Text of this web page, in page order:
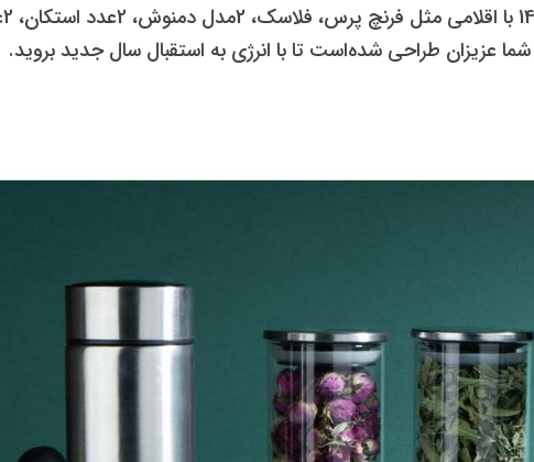
عزیزان طراحی شده‌است تا با انرژی به استقبال سال جدید بروید.